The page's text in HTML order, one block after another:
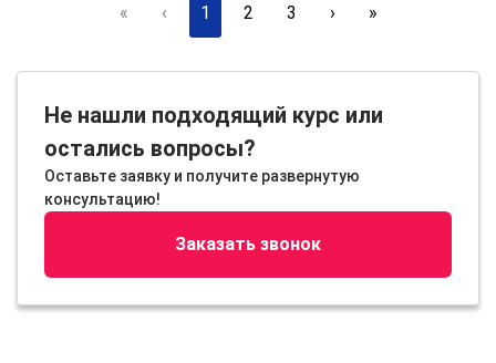
« ‹ 1 2 3 › »
Не нашли подходящий курс или
остались вопросы?
Оставьте заявку и получите развернутую
консультацию!
Заказать звонок